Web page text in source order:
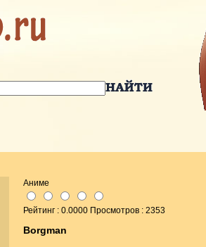
Аниме
Рейтинг : 0.0000 Просмотров : 2353
Borgman